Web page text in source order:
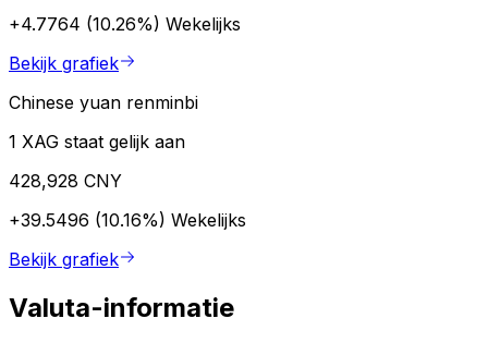
+4.7764 (10.26%) Wekelijks
Bekijk grafiek
Chinese yuan renminbi
1 XAG staat gelijk aan
428,928 CNY
+39.5496 (10.16%) Wekelijks
Bekijk grafiek
Valuta-informatie